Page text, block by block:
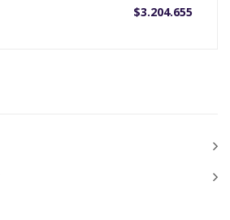
$3.204.655